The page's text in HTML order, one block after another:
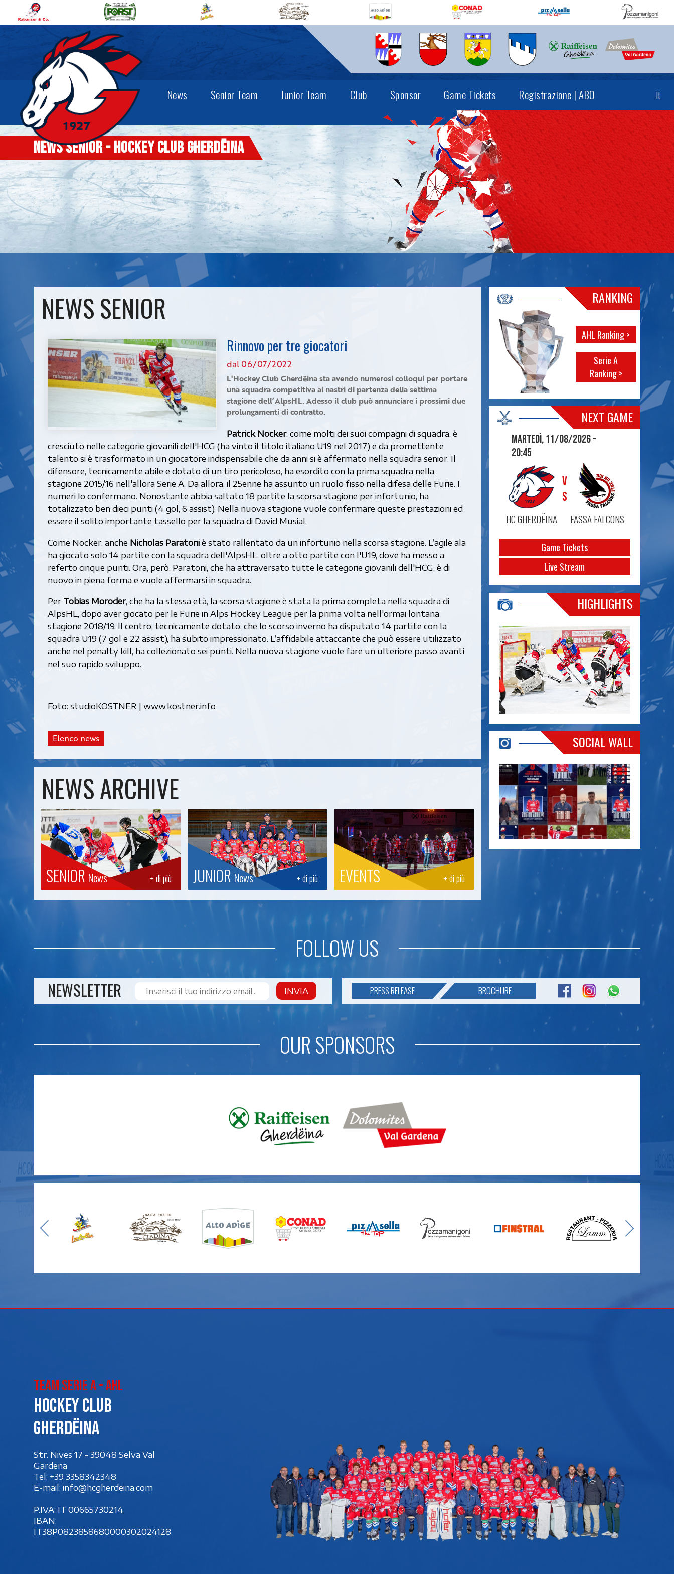
It
News Senior Team Junior Team Club Sponsor Game Tickets Registrazione | ABO
News senior - Hockey Club Gherdëina
NEWS SENIOR
Rinnovo per tre giocatori
dal 06/07/2022
L'Hockey Club Gherdëina sta avendo numerosi colloqui per portare
una squadra competitiva ai nastri di partenza della settima
stagione dell’AlpsHL. Adesso il club può annunciare i prossimi due
prolungamenti di contratto.
Patrick Nocker, come molti dei suoi compagni di squadra, è
cresciuto nelle categorie giovanili dell'HCG (ha vinto il titolo italiano U19 nel 2017) e da promettente
talento si è trasformato in un giocatore indispensabile che da anni si è affermato nella squadra senior. Il
difensore, tecnicamente abile e dotato di un tiro pericoloso, ha esordito con la prima squadra nella
stagione 2015/16 nell'allora Serie A. Da allora, il 25enne ha assunto un ruolo fisso nella difesa delle Furie. I
numeri lo confermano. Nonostante abbia saltato 18 partite la scorsa stagione per infortunio, ha
totalizzato ben dieci punti (4 gol, 6 assist). Nella nuova stagione vuole confermare queste prestazioni ed
essere il solito importante tassello per la squadra di David Musial.
Come Nocker, anche Nicholas Paratoniè stato rallentato da un infortunio nella scorsa stagione. L’agile ala
ha giocato solo 14 partite con la squadra dell'AlpsHL, oltre a otto partite con l'U19, dove ha messo a
referto cinque punti. Ora, però, Paratoni, che ha attraversato tutte le categorie giovanili dell'HCG, è di
nuovo in piena forma e vuole affermarsi in squadra.
Per Tobias Moroder, che ha la stessa età, la scorsa stagione è stata la prima completa nella squadra di
AlpsHL, dopo aver giocato per le Furie in Alps Hockey League per la prima volta nell'ormai lontana
stagione 2018/19. Il centro, tecnicamente dotato, che lo scorso inverno ha disputato 14 partite con la
squadra U19 (7 gol e 22 assist), ha subito impressionato. L’affidabile attaccante che può essere utilizzato
anche nel penalty kill, ha collezionato sei punti. Nella nuova stagione vuole fare un ulteriore passo avanti
nel suo rapido sviluppo.
Foto: studioKOSTNER | www.kostner.info
Elenco news
NEWS ARCHIVE
+ di più
SENIOR News + di più
JUNIOR News + di più
EVENTS
RANKING
AHL Ranking >
Serie A
Ranking >
NEXT GAME
Martedì, 11/08/2026 -
20:45
HC GHERDËINA
VS
FASSA FALCONS
Game Tickets
Live Stream
HIGHLIGHTS
SOCIAL WALL
FOLLOW US
NEWSLETTER INVIA PRESS RELEASE BROCHURE
OUR SPONSORS
Team Serie A - AHL
Hockey club
Gherdëina
Str. Nives 17 - 39048 Selva Val
Gardena
Tel: +39 3358342348
E-mail: info@hcgherdeina.com
P.IVA: IT 00‍665730214
IBAN:
IT38P0823858680000302024128